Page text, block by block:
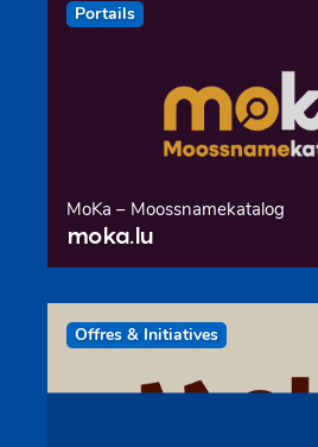
Portails
MoKa – Moossnamekatalog
moka.lu
Offres & Initiatives